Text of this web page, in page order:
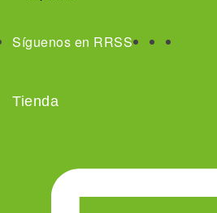
Síguenos en RRSS
Tienda